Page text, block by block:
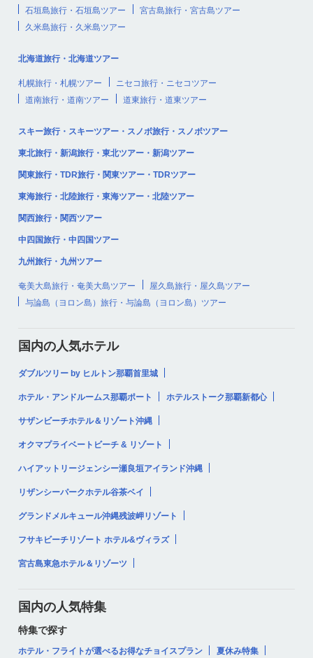
石垣島旅行・石垣島ツアー
宮古島旅行・宮古島ツアー
久米島旅行・久米島ツアー
北海道旅行・北海道ツアー
札幌旅行・札幌ツアー
ニセコ旅行・ニセコツアー
道南旅行・道南ツアー
道東旅行・道東ツアー
スキー旅行・スキーツアー・スノボ旅行・スノボツアー
東北旅行・新潟旅行・東北ツアー・新潟ツアー
関東旅行・TDR旅行・関東ツアー・TDRツアー
東海旅行・北陸旅行・東海ツアー・北陸ツアー
関西旅行・関西ツアー
中四国旅行・中四国ツアー
九州旅行・九州ツアー
奄美大島旅行・奄美大島ツアー
屋久島旅行・屋久島ツアー
与論島（ヨロン島）旅行・与論島（ヨロン島）ツアー
国内の人気ホテル
ダブルツリー by ヒルトン那覇首里城
ホテル・アンドルームス那覇ポート ホテルストーク那覇新都心
サザンビーチホテル＆リゾート沖縄
オクマプライベートビーチ & リゾート
ハイアットリージェンシー瀬良垣アイランド沖縄
リザンシーパークホテル谷茶ベイ
グランドメルキュール沖縄残波岬リゾート
フサキビーチリゾート ホテル&ヴィラズ
宮古島東急ホテル＆リゾーツ
国内の人気特集
特集で探す
ホテル・フライトが選べるお得なチョイスプラン 夏休み特集